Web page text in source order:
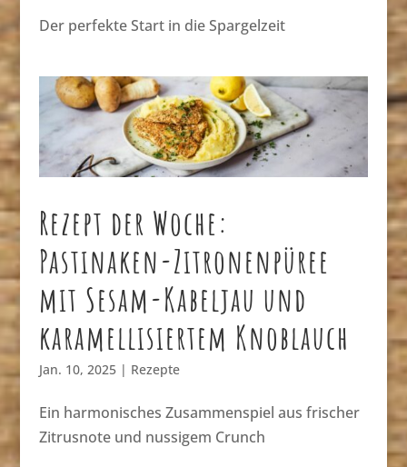
Der perfekte Start in die Spargelzeit
Rezept der Woche:
Pastinaken-Zitronenpüree
mit Sesam-Kabeljau und
karamellisiertem Knoblauch
Jan. 10, 2025| Rezepte
Ein harmonisches Zusammenspiel aus frischer
Zitrusnote und nussigem Crunch